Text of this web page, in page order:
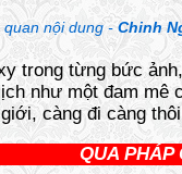
quan nội dung -Chinh
trong từng bức
như một đam
giới, càng đi càng
QUA PHÁP